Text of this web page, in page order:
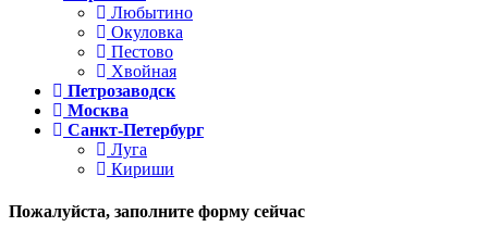
Любытино
Окуловка
Пестово
Хвойная
Петрозаводск
Москва
Санкт-Петербург
Луга
Кириши
Пожалуйста, заполните форму сейчас